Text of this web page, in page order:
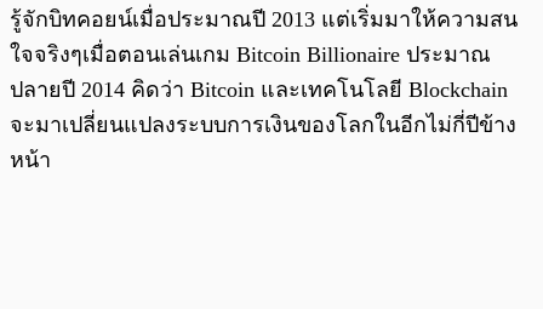
รู้จักบิทคอยน์เมื่อประมาณปี 2013 แต่เริ่มมาให้ความสน
ใจจริงๆเมื่อตอนเล่นเกม Bitcoin Billionaire ประมาณ
ปลายปี 2014 คิดว่า Bitcoin และเทคโนโลยี Blockchain
จะมาเปลี่ยนแปลงระบบการเงินของโลกในอีกไม่กี่ปีข้าง
หน้า